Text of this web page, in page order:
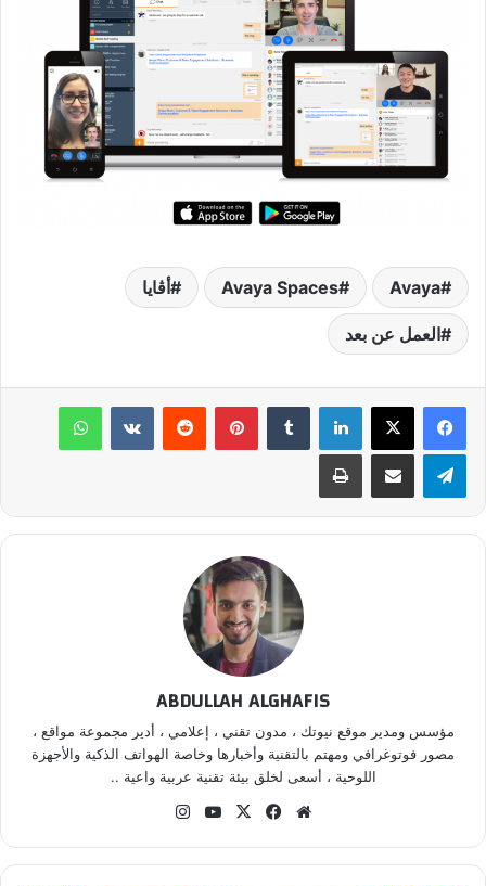
Avaya
Avaya Spaces أڤايا
العمل عن بعد
لينكدإن بينتيريست واتساب
تيلقرام مشاركة عبر البريد طباعة
ABDULLAH ALGHAFIS
مؤسس ومدير موقع نيوتك ، مدون تقني ، إعلامي ، أدير مجموعة مواقع ،
مصور فوتوغرافي ومهتم بالتقنية وأخبارها وخاصة الهواتف الذكية والأجهزة
اللوحية ، أسعى لخلق بيئة تقنية عربية واعية ..
موقع
فيسبوك
‫X
‫YouTube